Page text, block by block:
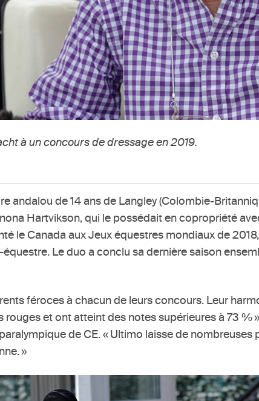
à un concours de dressage en 2019.
andalou de 14 ans de Langley (Colombie-
Hartvikson, qui le possédait en copropriété
le Canada aux Jeux équestres mondiaux de
Le duo a conclu sa dernière saison
féroces à chacun de leurs concours. Leur
rouges et ont atteint des notes supérieures à 73
de CE. « Ultimo laisse de
»